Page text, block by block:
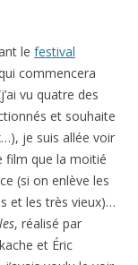
le festival
commencera
vu quatre des
et souhaite
je suis allée voir
film que la moitié
(si on enlève les
et les très vieux)…
, réalisé par
et Éric